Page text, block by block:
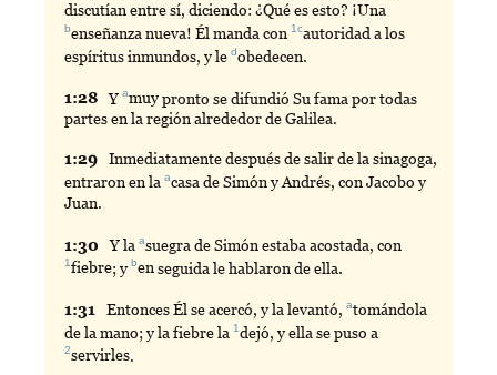
discutían entre sí, diciendo: ¿Qué es esto? ¡Una
benseñanza nueva! Él manda con1cautoridad a los
espíritus inmundos, y ledobedecen.
1:28 Y amuypronto se difundió Su fama por todas
partes en la región alrededor de Galilea.
1:29 Inmediatamentedespués de salir de la sinagoga,
entraron en laacasa de Simón y Andrés, con Jacobo y
Juan.
1:30 Ylaasuegra de Simón estaba acostada, con
1fiebre; ybenseguida le hablaron de ella.
1:31 EntoncesÉl se acercó, y la levantó,atomándola
de la mano; y la fiebre la1dejó, y ella se puso a
2servirles.